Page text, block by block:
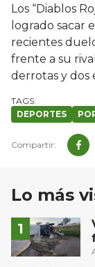
Los “Diablos
logrado sacar
recientes
frente a su
derrotas y dos
DEPORTES
Lo más